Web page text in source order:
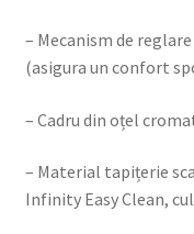
– Mecanism de
(asigura un confort
– Cadru din oțel
– Material tapițerie
Infinity Easy Clean,